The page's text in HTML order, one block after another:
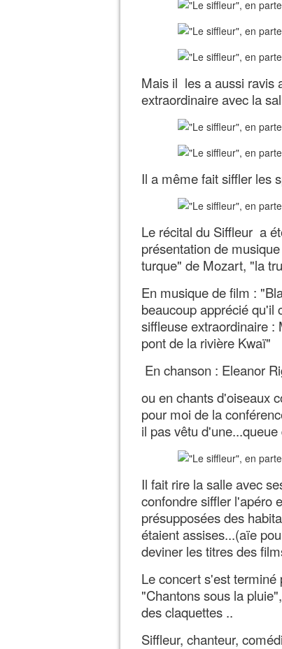
Mais il les a aussi ravis
extraordinaire avec la
Il a même fait siffler les
Le récital du Siffleur a
présentation de
turque" de Mozart, "la
En musique de film :
beaucoup apprécié qu'il
siffleuse extraordinaire :
pont de la rivière Kwaï"
En chanson : Eleanor
ou en chants d'oiseaux
pour moi de la
il pas vêtu
Il fait rire la salle avec
confondre siffler l'apéro
présupposées des
étaient assises...(aïe
deviner les titres des
Le concert s'est terminé
"Chantons sous la
des claquettes ..
Siffleur, chanteur,